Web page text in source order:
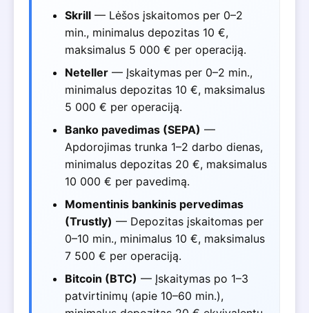
Skrill — Lėšos įskaitomos per 0–2
min., minimalus depozitas 10 €,
maksimalus 5 000 € per operaciją.
Neteller — Įskaitymas per 0–2 min.,
minimalus depozitas 10 €, maksimalus
5 000 € per operaciją.
Banko pavedimas (SEPA) —
Apdorojimas trunka 1–2 darbo dienas,
minimalus depozitas 20 €, maksimalus
10 000 € per pavedimą.
Momentinis bankinis pervedimas
(Trustly) — Depozitas įskaitomas per
0–10 min., minimalus 10 €, maksimalus
7 500 € per operaciją.
Bitcoin (BTC) — Įskaitymas po 1–3
patvirtinimų (apie 10–60 min.),